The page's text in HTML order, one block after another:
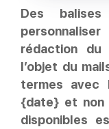
Des
rédaction du
l’objet du
termes avec
{date} et non
disponibles